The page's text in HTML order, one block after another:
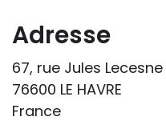
enfant.
La consultation
web n’exonère
responsabilités
Adresse
67, rue Jules Lecesne
76600 LE HAVRE
France